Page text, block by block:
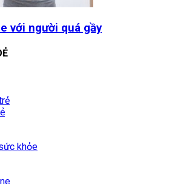
với người quá gầy
khỏe